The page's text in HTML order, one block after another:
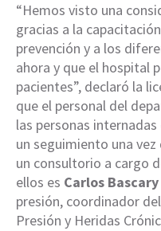
“Hemos visto una
gracias a la
prevención y a los
ahora y que el hospital
pacientes”, declaró la
que el personal del
las personas
un seguimiento una
un consultorio a cargo
ellos es Carlos Bascary
presión, coordinador
Presión y Heridas